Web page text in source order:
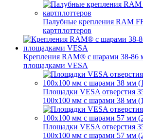
Палубные крепления RAM
картплоттеров
Крепления RAM® с шарами 38-86
площадками VESA
Площадки VESA отверстия
100x100 мм с шарами 38 мм
Площадки VESA отверстия
100x100 мм с шарами 57 мм